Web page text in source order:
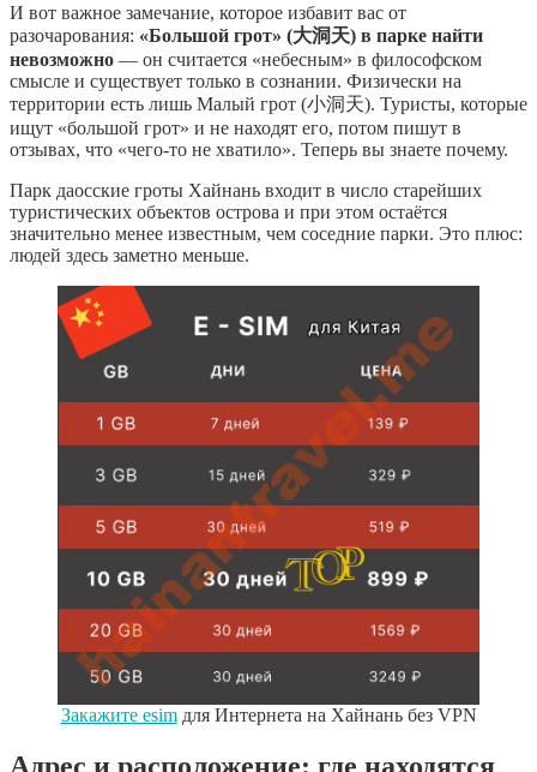
И вот важное замечание, которое избавит вас от
разочарования: «Большой грот» (大洞天) в парке найти
невозможно — он считается «небесным» в философском
смысле и существует только в сознании. Физически на
территории есть лишь Малый грот (小洞天). Туристы, которые
ищут «большой грот» и не находят его, потом пишут в
отзывах, что «чего-то не хватило». Теперь вы знаете почему.
Парк даосские гроты Хайнань входит в число старейших
туристических объектов острова и при этом остаётся
значительно менее известным, чем соседние парки. Это плюс:
людей здесь заметно меньше.
Закажите esimдля Интернета на Хайнань без VPN
Адрес и расположение: где находятся